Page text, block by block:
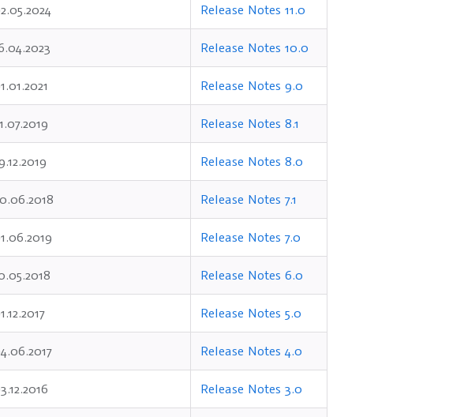
Release Notes 11.0
Release Notes 10.0
Release Notes 9.0
Release Notes 8.1
Release Notes 8.0
Release Notes 7.1
Release Notes 7.0
Release Notes 6.0
Release Notes 5.0
Release Notes 4.0
Release Notes 3.0